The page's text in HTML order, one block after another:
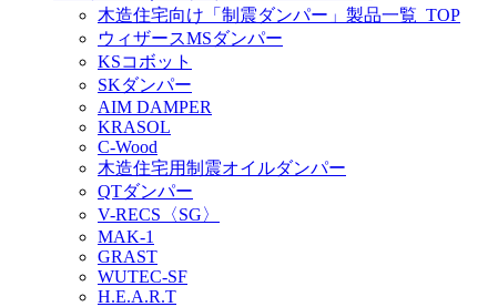
木造住宅向け「制震ダンパー」製品一覧_TOP
ウィザースMSダンパー
KSコボット
SKダンパー
AIM DAMPER
KRASOL
C-Wood
木造住宅用制震オイルダンパー
QTダンパー
V-RECS〈SG〉
MAK-1
GRAST
WUTEC-SF
H.E.A.R.T